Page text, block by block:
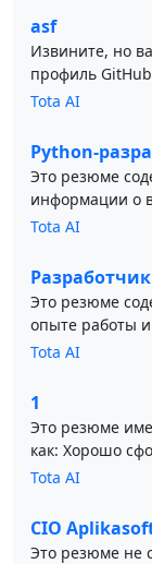
asf
Извините, но
профиль
Tota AI
Python-
Это резюме
информации о
Tota AI
Разработчик
Это резюме
опыте работы
Tota AI
1
Это резюме
как: Хорошо
Tota AI
CIO
Это резюме не